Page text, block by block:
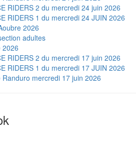
RIDERS 2 du mercredi 24 juin 2026
RIDERS 1 du mercredi 24 JUIN 2026
2026
adultes
2026
RIDERS 2 du mercredi 17 juin 2026
RIDERS 1 du mercredi 17 JUIN 2026
Randuro mercredi 17 juin 2026